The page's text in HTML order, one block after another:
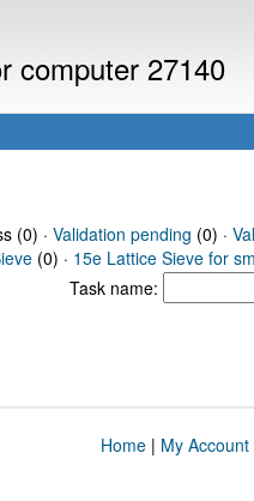
computer 27140
(0) · Validation pending (0) ·
(0) · 15e Lattice Sieve for
Task name:
Home| My Account